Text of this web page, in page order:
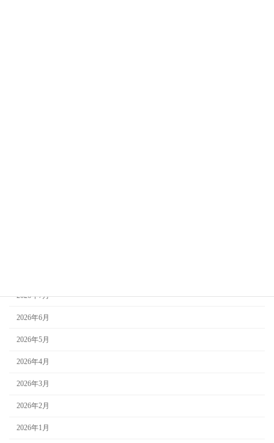
2026年7月
2026年6月
2026年5月
2026年4月
2026年3月
2026年2月
2026年1月